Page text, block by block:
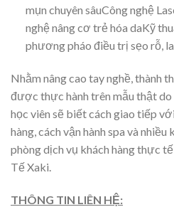
mụn chuyên sâuCông nghệ
nghệ nâng cơ trẻ hóa daKỹ
phương pháo điều trị sẹo rỗ,
Nhằm nâng cao tay nghề, thành
được thực hành trên mẫu thật
học viên sẽ biết cách giao tiếp
hàng, cách vận hành spa và
phòng dịch vụ khách hàng thực
Tế Xaki.
THÔNG TIN LIÊN HỆ: